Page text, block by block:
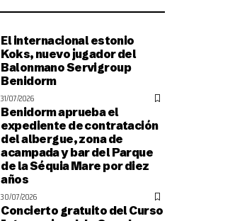
El internacional estonio
Koks, nuevo jugador del
Balonmano Servigroup
Benidorm
31/07/2026
Benidorm aprueba el
expediente de contratación
del albergue, zona de
acampada y bar del Parque
de la Séquia Mare por diez
años
30/07/2026
Concierto gratuito del Curso